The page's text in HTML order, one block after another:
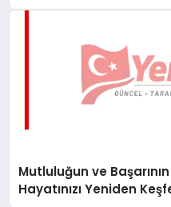
Mutluluğun ve
Hayatınızı Yeniden